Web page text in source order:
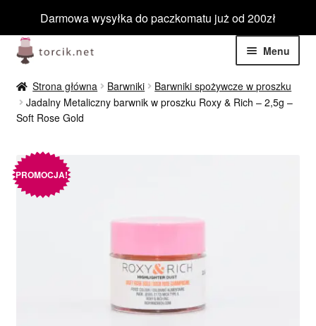
Darmowa wysyłka do paczkomatu już od 200zł
Przejdź
do
nawigacji
Przejdź
do
treści
Menu
Jadalne
Rozwiń
menu
Masa cukrowa
Czekolada
Producenci
Czekolada w pastylkach
Biała czekolada
Strona główna Barwniki
Barwniki spożywcze w proszku
Jadalny Metaliczny barwnik w proszku Roxy & Rich – 2,5g –
Soft Rose Gold
PROMOCJA!